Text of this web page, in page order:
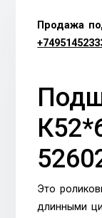
Продажа
Это
длинными